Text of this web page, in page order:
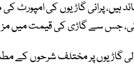
جس سے گاڑی کی قیمت میں
گاڑیوں پر مختلف شرحوں کے